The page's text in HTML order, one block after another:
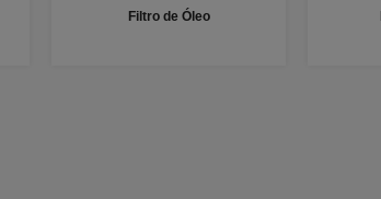
Filtro de Óleo